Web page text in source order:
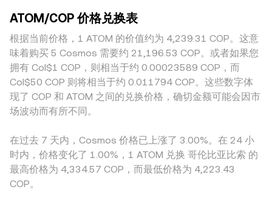
质押业务的合规指引、是否将特定代币认定为证券的讨论，以
及交易平台合规进展，均可能改变交易渠道与流动性；在哥伦
比亚，本地法币出入金政策、税务与监管沙盒的进展会影响
COP 计价的可获得性与溢价。技术层面，永续合约的资金费率
正负与幅度反映多空结构，期货与期权的到期集中点可能引发
短期波动；链上与交易所之间的大额地址（“鲸鱼”）净流入流
出、质押与解押事件节奏，也会在边际上改变 ATOM/COP 的
即时供需，从而影响 conversion rate。
订单簿外，ATOM 在去中心化交易场所（如 Cosmos 生态的
AMM，例如 Osmosis）也具有显著流动性，其定价遵循常数
乘积做市公式 x × y = k，其中价格近似为 y/x；当单侧成交较
大时，池子中两种资产的相对数量变化会推动价格沿曲线滑
动，从而影响短期可成交的 conversion rate。
离。在计价链路上，许多平台首先以 ATOM/USDT 形成主价
格，再通过 USDT/COP 折算，这意味着 USDT 相对 COP 的轻
微溢价或折价会直接影响展示的 ATOM/COP 报价。地理与监
管也会带来差异：本地法币出入金通道的成本、银行结算时效
与合规要求，可能在哥伦比亚市场上形成额外溢价或折价，从
而影响 COP 计价。套利者会在不同平台之间买低卖高以收敛
价差，但网络与结算延迟、手续费、法币通道限制及风险管理
约束，意味着套利并非瞬时或完全，从而保留了各平台
ATOM/COP 价格兑换表
根据当前价格，1 ATOM 的价值约为 4,239.31 COP。这意
味着购买 5 Cosmos 需要约 21,196.53 COP。或者如果您
拥有 Col$1 COP，则相当于约 0.00023589 COP，而
Col$50 COP 则将相当于约 0.011794 COP。这些数字体
现了 COP 和 ATOM 之间的兑换价格，确切金额可能会因市
场波动而有所不同。
在过去 7 天内，Cosmos 价格已上涨了 3.00%。在 24 小
时内，价格变化了 1.00%，1 ATOM 兑换 哥伦比亚比索 的
最高价格为 4,334.57 COP，而最低价格为 4,223.43
COP。